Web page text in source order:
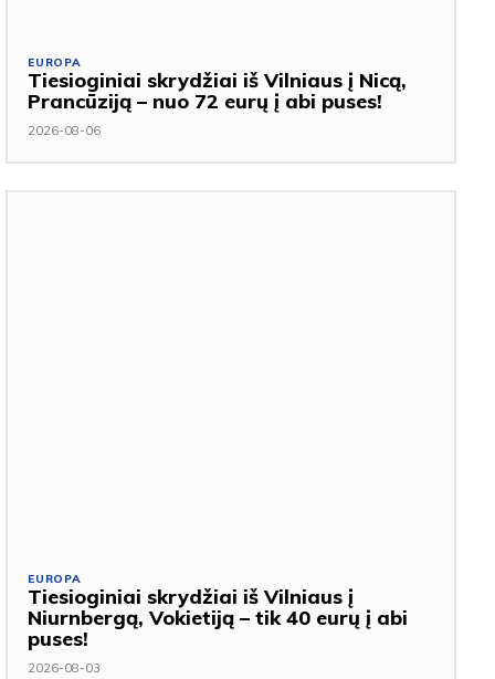
EUROPA
Tiesioginiai skrydžiai iš Vilniaus į Nicą,
Prancūziją – nuo 72 eurų į abi puses!
2026-08-06
EUROPA
Tiesioginiai skrydžiai iš Vilniaus į
Niurnbergą, Vokietiją – tik 40 eurų į abi
puses!
2026-08-03